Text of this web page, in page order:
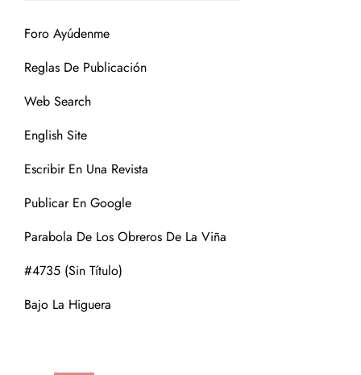
Foro Ayúdenme
Reglas De Publicación
Web Search
English Site
Escribir En Una Revista
Publicar En Google
Parabola De Los Obreros De La Viña
#4735 (sin Título)
Bajo La Higuera